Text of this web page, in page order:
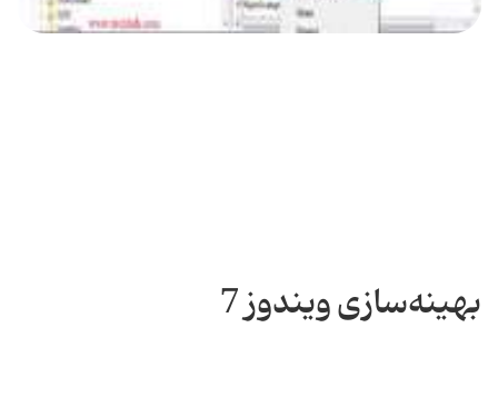
بهینه‌سازی ویندوز 7